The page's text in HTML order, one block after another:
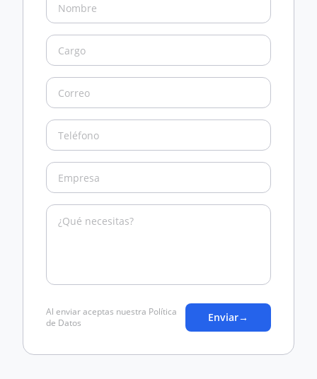
Al enviar aceptas nuestra Política
de Datos
Enviar→